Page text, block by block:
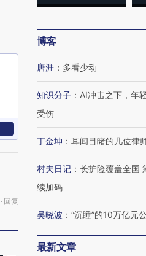
· 回复
博客
唐涯 ： 多看少动
知识分子 ： AI冲击之下，年
受伤
丁金坤 ： 耳闻目睹的几位律
村夫日记 ： 长护险覆盖全国
续加码
吴晓波 ： “沉睡”的10万亿元
最新文章